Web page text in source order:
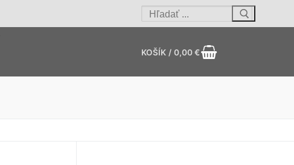
Hľadať:
KOŠÍK / 0,00€